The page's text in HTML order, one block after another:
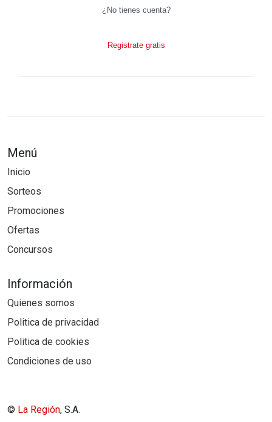
¿No tienes cuenta?
Registrate gratis
Menú
Inicio
Sorteos
Promociones
Ofertas
Concursos
Información
Quienes somos
Politica de privacidad
Politica de cookies
Condiciones de uso
© La Región, S.A.